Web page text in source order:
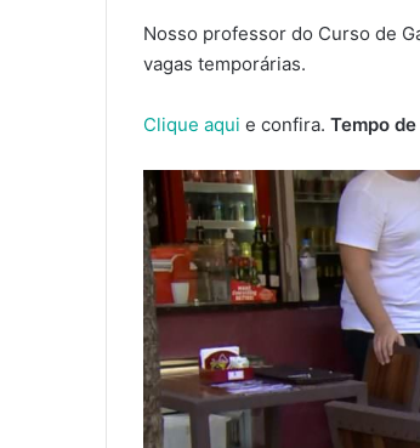
Nosso professor do Curso de
vagas temporárias.
Clique aqui e confira. Tempo